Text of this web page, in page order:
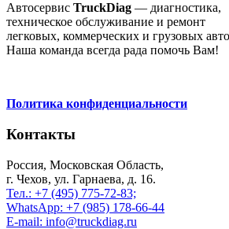
Автосервис TruckDiag — диагностика,
техническое обслуживание и ремонт
легковых, коммерческих и грузовых
Наша команда всегда рада помочь Вам!
Политика конфиденциальности
Контакты
Россия, Московская Область,
г. Чехов, ул. Гарнаева, д. 16.
Тел.: +7 (495) 775-72-83;
WhatsApp: +7 (985) 178-66-44
E-mail: info@truckdiag.ru